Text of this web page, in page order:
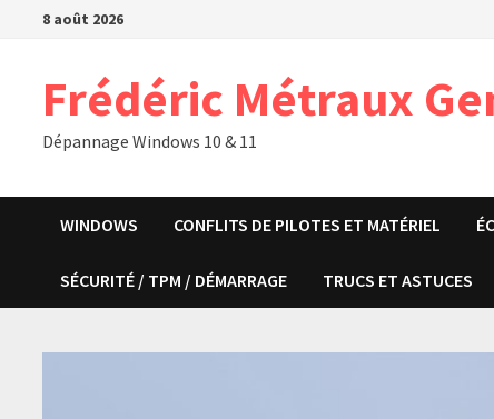
Passer8 août 2026
Frédéric Métraux
Dépannage Windows 10 & 11
WINDOWS CONFLITS DE PILOTES ET MATÉRIEL
SÉCURITÉ / TPM / DÉMARRAGE TRUCS ET ASTUCES